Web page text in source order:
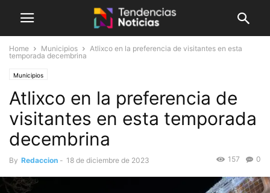
Home Municipios
Atlixco en la preferencia de visitantes en esta
temporada decembrina
Municipios
Atlixco en la preferencia de
visitantes en esta temporada
decembrina
By Redaccion - 18 de diciembre de 2023 0
157